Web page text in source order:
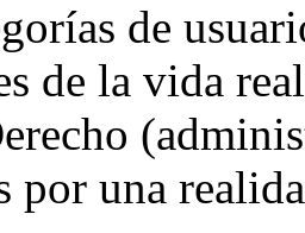
de
de la vida
por una